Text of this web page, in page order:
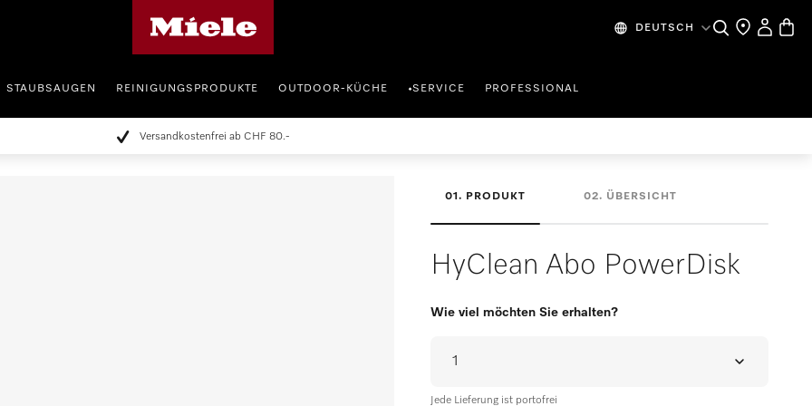
DEUTSCH SucheHändlersuche
Mein
STAUBSAUGEN REINIGUNGSPRODUKTE OUTDOOR-KÜCHE •SERVICE PROFESSIONAL
Versandkostenfrei ab CHF 80.-
PRODUKT ÜBERSICHT
HyClean Abo PowerDisk
Wie viel möchten Sie erhalten?
Jede Lieferung ist portofrei